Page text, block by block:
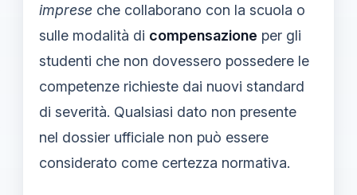
imprese che collaborano con la scuola o
sulle modalità di compensazione per gli
studenti che non dovessero possedere le
competenze richieste dai nuovi standard
di severità. Qualsiasi dato non presente
nel dossier ufficiale non può essere
considerato come certezza normativa.